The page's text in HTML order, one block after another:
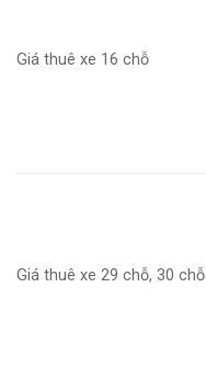
Giá thuê xe 16 chỗ
Giá thuê xe 29 chỗ, 30 chỗ